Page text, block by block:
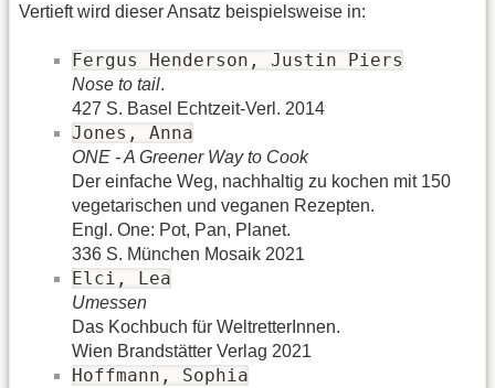
Vertieft wird dieser Ansatz beispielsweise in:
Fergus Henderson, Justin Piers
Nose to tail.
427 S. Basel Echtzeit-Verl. 2014
Jones, Anna
ONE - A Greener Way to Cook
Der einfache Weg, nachhaltig zu kochen mit 150
vegetarischen und veganen Rezepten.
Engl. One: Pot, Pan, Planet.
336 S. München Mosaik 2021
Elci, Lea
Umessen
Das Kochbuch für WeltretterInnen.
Wien Brandstätter Verlag 2021
Hoffmann, Sophia